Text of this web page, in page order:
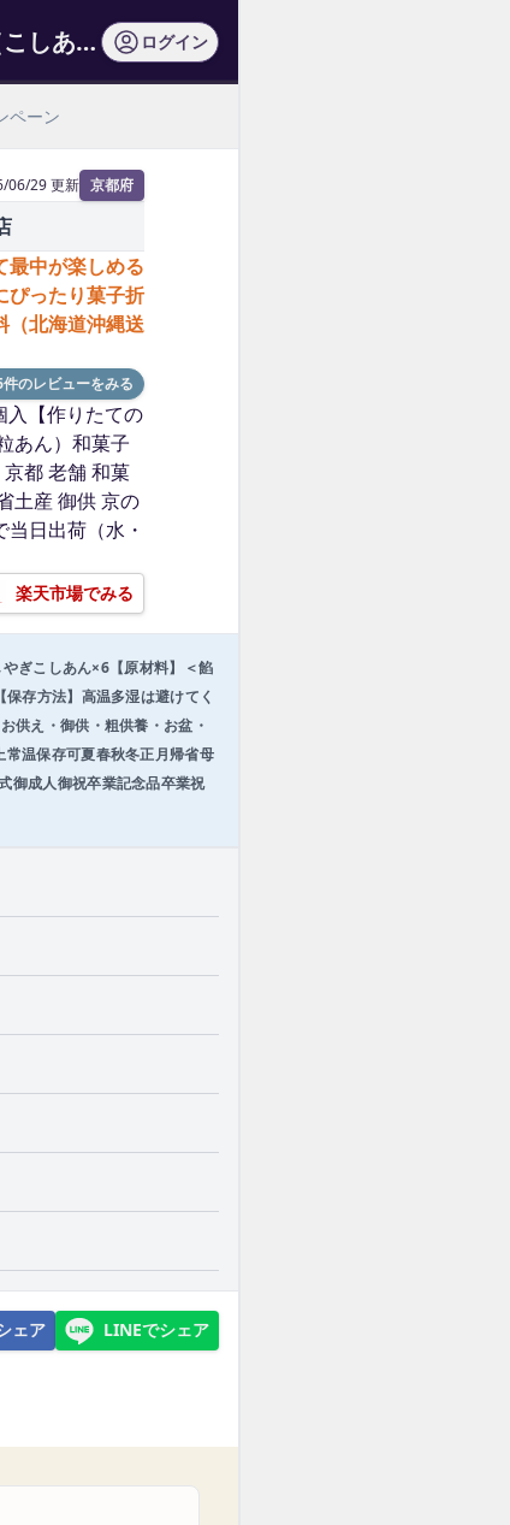
常温品｜手作り最中6個入／12個入【作りたての芳ばしさ】はしやぎ（こしあん粒あん… ログイン
ペーン
06/29 更新 京都府
最中が楽しめる
ぴったり菓子折
（北海道沖縄送
件のレビューをみる
入【作りたての
あん）和菓子
都 老舗 和菓
土産 御供 京の
日出荷（水・
楽天市場でみる
ぎこしあん×6【原材料】＜餡
存方法】高温多湿は避けてく
供え・御供・粗供養・お盆・
温保存可夏春秋冬正月帰省母
御成人御祝卒業記念品卒業祝
ェア LINEでシェア